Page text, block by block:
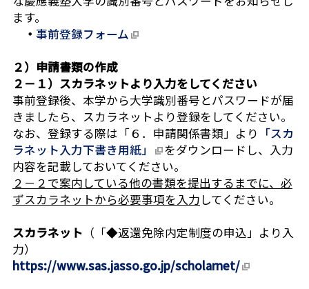
ます。
・ 事前登録フォーム
２）申請書類の作成
２－１）スカラネットより入力をしてください
事前登録後、本学から大学識別番号とパスワードが届
きましたら、スカラネットより登録をしてください。
なお、登録する際は「６．申請関係書類」より 「スカ
ラネット入力下書き用紙」
をダウンロードし、入力
内容を記載しておいてください。
２－２で案内している他の書類を提出するまでに、必
ずスカラネットから必要事項を入力 してください。
スカラネット （「◆返還免除内定制度の申込」より入
力）
https://www.sas.jasso.go.jp/scholarnet/